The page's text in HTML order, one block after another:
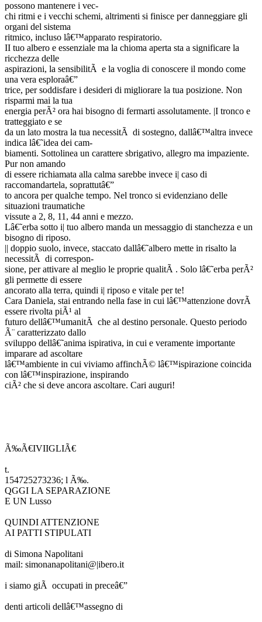
possono mantenere i vec-
chi ritmi e i vecchi schemi, altrimenti si finisce per danneggiare gli
organi del sistema
ritmico, incluso lâ€™apparato respiratorio.
II tuo albero e essenziale ma la chioma aperta sta a significare la
ricchezza delle
aspirazioni, la sensibilitÃ e la voglia di conoscere il mondo come
una vera esploraâ€”
trice, per soddisfare i desideri di migliorare la tua posizione. Non
risparmi mai la tua
energia perÃ² ora hai bisogno di fermarti assolutamente. |I tronco e
tratteggiato e se
da un lato mostra la tua necessitÃ di sostegno, dallâ€™altra invece
indica lâ€˜idea dei cam-
biamenti. Sottolinea un carattere sbrigativo, allegro ma impaziente.
Pur non amando
di essere richiamata alla calma sarebbe invece i| caso di
raccomandartela, soprattutâ€”
to ancora per qualche tempo. Nel tronco si evidenziano delle
situazioni traumatiche
vissute a 2, 8, 11, 44 anni e mezzo.
Lâ€˜erba sotto i| tuo albero manda un messaggio di stanchezza e un
bisogno di riposo.
|| doppio suolo, invece, staccato dallâ€˜albero mette in risalto la
necessitÃ di correspon-
sione, per attivare al meglio le proprie qualitÃ . Solo lâ€˜erba perÃ²
gli permette di essere
ancorato alla terra, quindi i| riposo e vitale per te!
Cara Daniela, stai entrando nella fase in cui lâ€™attenzione dovrÃ
essere rivolta piÃ¹ al
futuro dellâ€™umanitÃ che al destino personale. Questo periodo
Ã¨ caratterizzato dallo
sviluppo dellâ€˜anima ispirativa, in cui e veramente importante
imparare ad ascoltare
lâ€™ambiente in cui viviamo affinchÃ© lâ€™ispirazione coincida
con lâ€™inspirazione, inspirando
ciÃ² che si deve ancora ascoltare. Cari auguri!
Ã‰Ã€IVIIGLIÃ€
t.
154725273236; l Ã‰.
QGGI LA SEPARAZIONE
E UN Lusso
QUINDI ATTENZIONE
AI PATTI STIPULATI
di Simona Napolitani
mail: simonanapolitani@|ibero.it
i siamo giÃ occupati in preceâ€”
denti articoli dellâ€™assegno di